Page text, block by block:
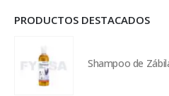
PRODUCTOS DESTACADOS
Shampoo de